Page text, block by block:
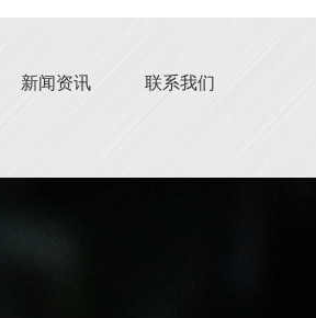
新闻资讯 联系我们